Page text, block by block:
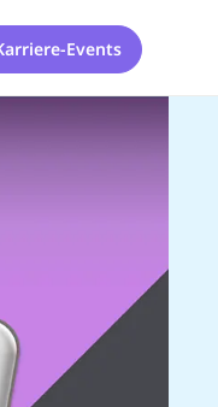
Events